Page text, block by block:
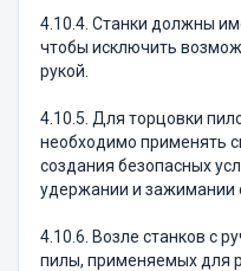
4.10.4. Станки должны
чтобы исключить
рукой.
4.10.5. Для торцовки
необходимо применять
создания безопасных
удержании и зажимании
4.10.6. Возле станков с
пилы, применяемых для